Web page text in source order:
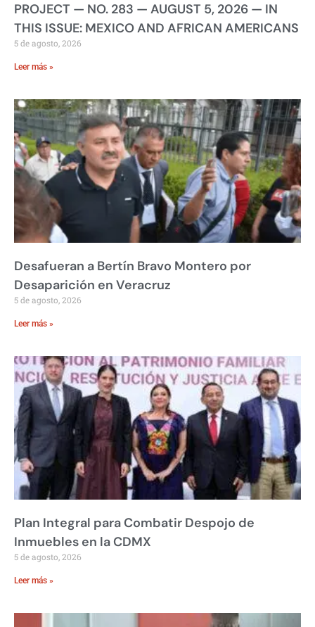
PROJECT — NO. 283 — AUGUST 5, 2026 — IN
THIS ISSUE: MEXICO AND AFRICAN AMERICANS
5 de agosto, 2026
Leer más »
Desafueran a Bertín Bravo Montero por
Desaparición en Veracruz
5 de agosto, 2026
Leer más »
Plan Integral para Combatir Despojo de
Inmuebles en la CDMX
5 de agosto, 2026
Leer más »